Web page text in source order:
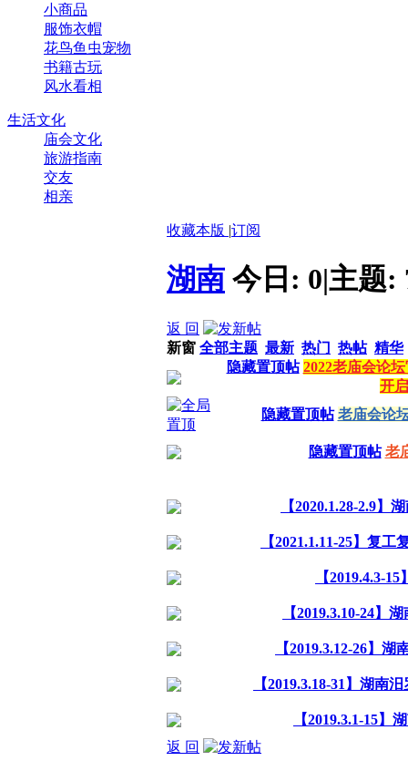
小商品
服饰衣帽
花鸟鱼虫宠物
书籍古玩
风水看相
生活文化
庙会文化
旅游指南
交友
相亲
收藏本版 |订阅
湖南 今日: 0|主题:
返 回
新窗 全部主题 最新 热门 热帖 精华
隐藏置顶帖 2022老庙会论
开
隐藏置顶帖 老庙会论
隐藏置顶帖 老
【2020.1.28-2.9】
【2021.1.11-25】复
【2019.4.3-
【2019.3.10-24】
【2019.3.12-26】
【2019.3.18-31】湖南
【2019.3.1-15】
返 回